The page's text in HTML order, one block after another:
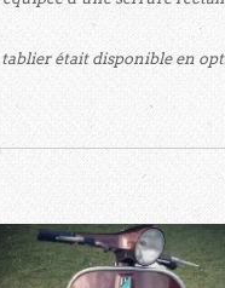
était disponible en